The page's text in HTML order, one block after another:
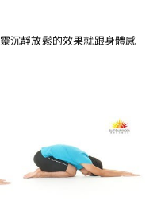
沉靜放鬆的效果就跟身體感